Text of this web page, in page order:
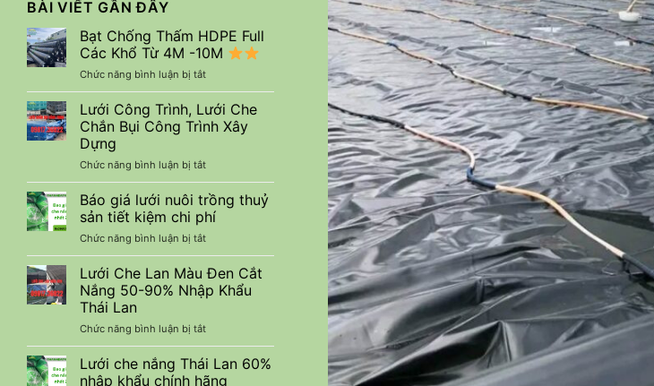
BÀI VIẾT GẦN ĐÂY
Bạt Chống Thấm HDPE Full
Các Khổ Từ 4M -10M
Chức năng bình luận bị tắtở
Bạt
Chống
Thấm
HDPE
Các
Khổ
Từ
4M
-10M
Lưới Công Trình, Lưới Che
Chắn Bụi Công Trình Xây
Dựng
Chức năng bình luận bị tắtở
Lưới
Công
Trình,
Lưới
Che
Chắn
Bụi
Công
Trình
Dựng
Báo giá lưới nuôi trồng thuỷ
sản tiết kiệm chi phí
Chức năng bình luận bị tắtở
Báo
giá
lưới
nuôi
thuỷ
sản
tiết
kiệm
Lưới Che Lan Màu Đen Cắt
Nắng 50-90% Nhập Khẩu
Thái Lan
Chức năng bình luận bị tắtở
Lưới
Che
Lan
Lưới che nắng Thái Lan 60%
nhập khẩu chính hãng